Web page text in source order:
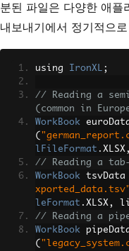
분된 파일은 다양한 애플
내보내기에서 정기적으
using IronXL ;
// Reading a
(common in
WorkBook
(
lFileFormat . XLSX,
// Reading a
WorkBook tsvData
xported_data.tsv"
leFormat . XLSX,
// Reading a
WorkBook
(